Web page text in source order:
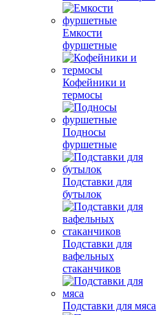
Емкости
фуршетные
Кофейники и
термосы
Подносы
фуршетные
Подставки для
бутылок
Подставки для
вафельных
стаканчиков
Подставки для мяса